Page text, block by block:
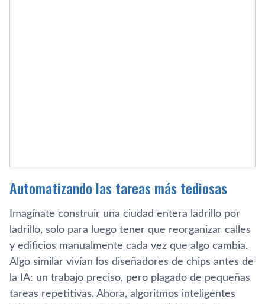
Automatizando las tareas más tediosas
Imagínate construir una ciudad entera ladrillo por
ladrillo, solo para luego tener que reorganizar calles
y edificios manualmente cada vez que algo cambia.
Algo similar vivían los diseñadores de chips antes de
la IA: un trabajo preciso, pero plagado de pequeñas
tareas repetitivas. Ahora, algoritmos inteligentes